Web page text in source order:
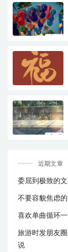
近期文章
委屈到极致的
不要容貌焦虑
喜欢单曲循环
旅游时发朋友
说